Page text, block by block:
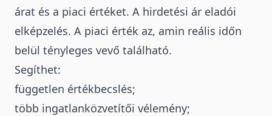
árat és a piaci értéket. A hirdetési ár eladói
elképzelés. A piaci érték az, amin reális időn
belül tényleges vevő található.
Segíthet:
független értékbecslés;
több ingatlanközvetítői vélemény;